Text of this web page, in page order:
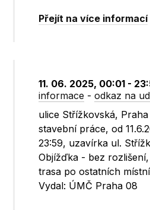
Přejít na více informací
11. 06. 2025, 00:01 -
informace -odkaz na
ulice Střížkovská,
stavební práce, od
23:59, uzavírka ul.
Objížďka - bez
trasa po ostatních
Vydal: ÚMČ Praha 08